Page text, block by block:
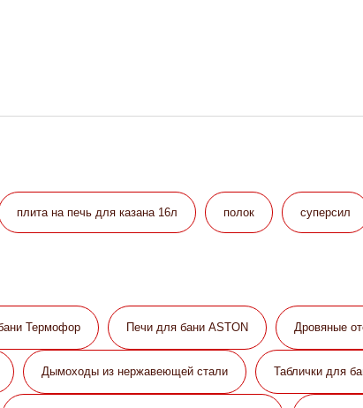
плита на печь для казана 16л полок суперсил
Термофор Печи для бани ASTON Дровяные
Дымоходы из нержавеющей стали Таблички для